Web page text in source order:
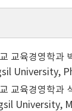
교육경영학과
University,
교육경영학과
University,